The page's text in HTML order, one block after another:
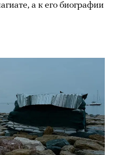
а к его биографии